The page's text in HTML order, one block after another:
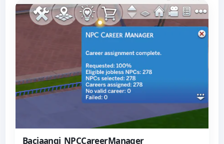
Baciaangi_NPCCareerManager